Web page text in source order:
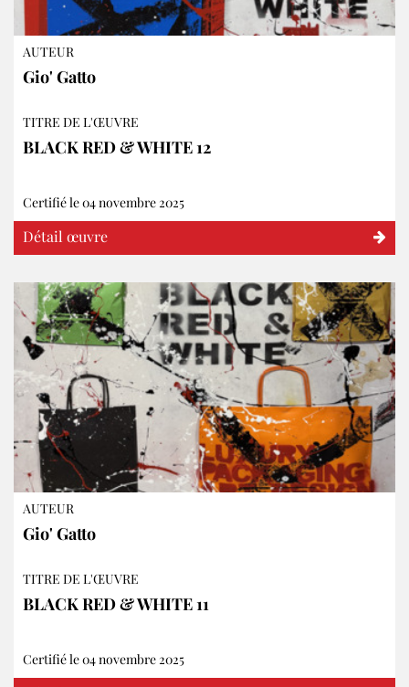
AUTEUR
Gio' Gatto
TITRE DE L'ŒUVRE
BLACK RED & WHITE 12
Certifié le 04 novembre 2025
Détail œuvre
AUTEUR
Gio' Gatto
TITRE DE L'ŒUVRE
BLACK RED & WHITE 11
Certifié le 04 novembre 2025